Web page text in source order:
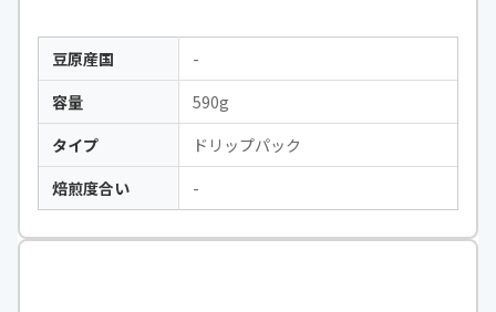
豆原産国
-
容量
590g
タイプ
ドリップパック
焙煎度合い
-